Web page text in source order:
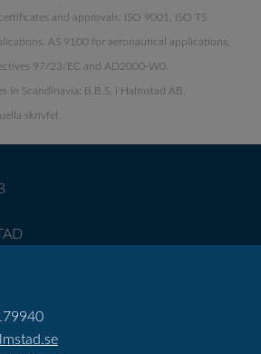
and approvals: ISO 9001, ISO TS
AS 9100 for aeronautical applications,
97/23/EC and AD2000-W0.
in Scandinavia: B.B.S. i Halmstad AB.
skrivfel.